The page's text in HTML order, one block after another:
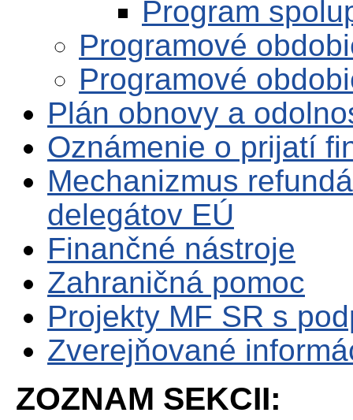
Program
Programové
Programové
Plán obnovy a
Oznámenie o prijatí
Mechanizmus
delegátov EÚ
Finančné nástroje
Zahraničná pomoc
Projekty MF SR s
Zverejňované
ZOZNAM SEKCII: